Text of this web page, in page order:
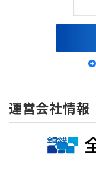
運営会社情報